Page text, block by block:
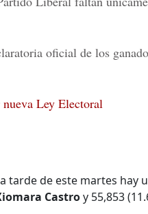
oficial de los
Ley Electoral
tarde de este martes hay
Castroy 55,853